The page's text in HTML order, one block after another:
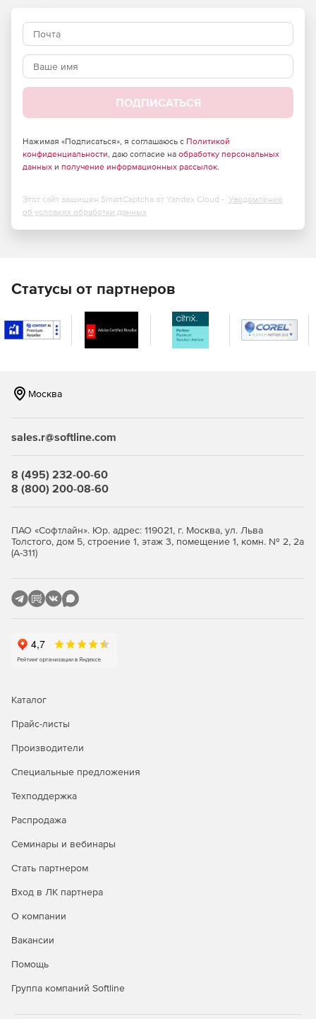
ПОДПИСАТЬСЯ
Нажимая «Подписаться», я соглашаюсь с Политикой
конфиденциальности, даю согласие на обработку персональных
данных и получение информационных рассылок.
Этот сайт защищен SmartCaptcha от Yandex Cloud - Уведомление
об условиях обработки данных
Статусы от партнеров
Москва
sales.r@softline.com
8 (495) 232-00-60
8 (800) 200-08-60
ПАО «Софтлайн». Юр. адрес: 119021, г. Москва, ул. Льва
Толстого, дом 5, строение 1, этаж 3, помещение 1, комн. № 2, 2а
(А-311)
Каталог
Прайс-листы
Производители
Специальные предложения
Техподдержка
Распродажа
Семинары и вебинары
Стать партнером
Вход в ЛК партнера
О компании
Вакансии
Помощь
Группа компаний Softline